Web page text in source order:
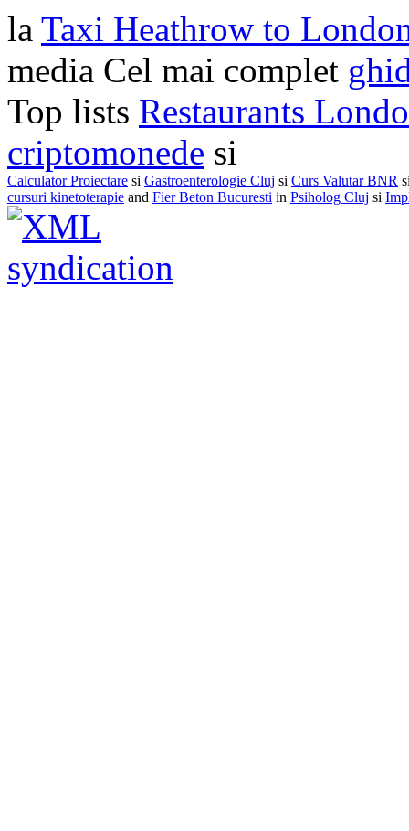
la Taxi Heathrow to
media Cel mai complet
Top lists Restaurants
criptomonede si
Calculator Proiectare si Gastroenterologie Cluj si Curs Valutar BNR
cursuri kinetoterapie and Fier Beton Bucuresti in Psiholog Cluj si